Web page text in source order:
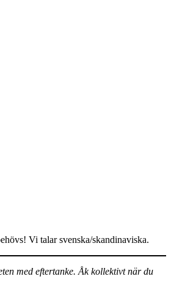
Vi talar svenska/skandinaviska.
med eftertanke. Åk kollektivt när du